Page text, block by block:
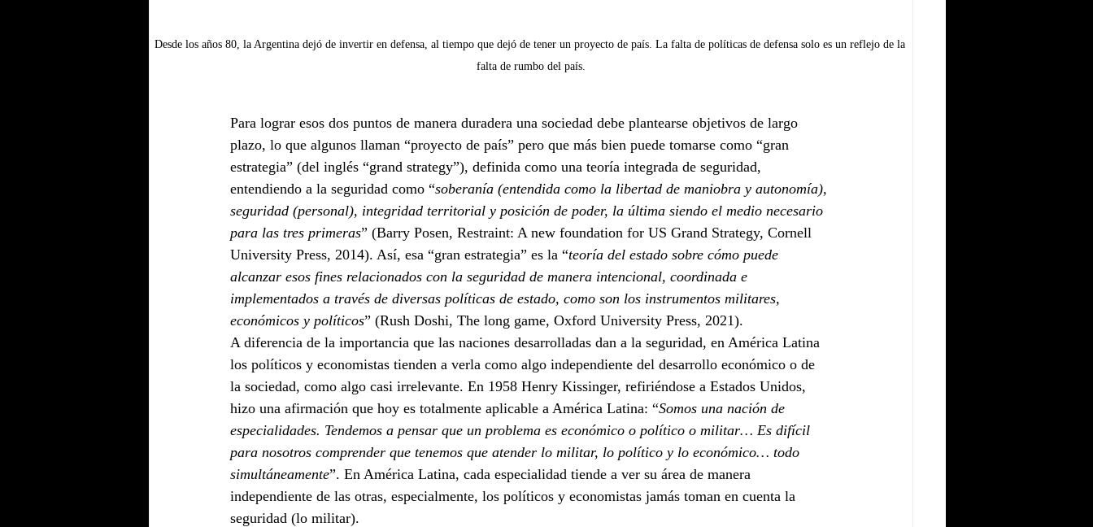
Desde los años 80, la Argentina dejó de invertir en defensa, al tiempo que dejó de tener un proyecto de país. La falta de políticas de defensa solo es un reflejo de la
falta de rumbo del país.
Para lograr esos dos puntos de manera duradera una sociedad debe plantearse objetivos de largo
plazo, lo que algunos llaman “proyecto de país” pero que más bien puede tomarse como “gran
estrategia” (del inglés “grand strategy”), definida como una teoría integrada de seguridad,
entendiendo a la seguridad como “soberanía (entendida como la libertad de maniobra y autonomía),
seguridad (personal), integridad territorial y posición de poder, la última siendo el medio necesario
para las tres primeras” (Barry Posen, Restraint: A new foundation for US Grand Strategy, Cornell
University Press, 2014). Así, esa “gran estrategia” es la “teoría del estado sobre cómo puede
alcanzar esos fines relacionados con la seguridad de manera intencional, coordinada e
implementados a través de diversas políticas de estado, como son los instrumentos militares,
económicos y políticos” (Rush Doshi, The long game, Oxford University Press, 2021).
A diferencia de la importancia que las naciones desarrolladas dan a la seguridad, en América Latina
los políticos y economistas tienden a verla como algo independiente del desarrollo económico o de
la sociedad, como algo casi irrelevante. En 1958 Henry Kissinger, refiriéndose a Estados Unidos,
hizo una afirmación que hoy es totalmente aplicable a América Latina: “Somos una nación de
especialidades. Tendemos a pensar que un problema es económico o político o militar… Es difícil
para nosotros comprender que tenemos que atender lo militar, lo político y lo económico… todo
simultáneamente”. En América Latina, cada especialidad tiende a ver su área de manera
independiente de las otras, especialmente, los políticos y economistas jamás toman en cuenta la
seguridad (lo militar).